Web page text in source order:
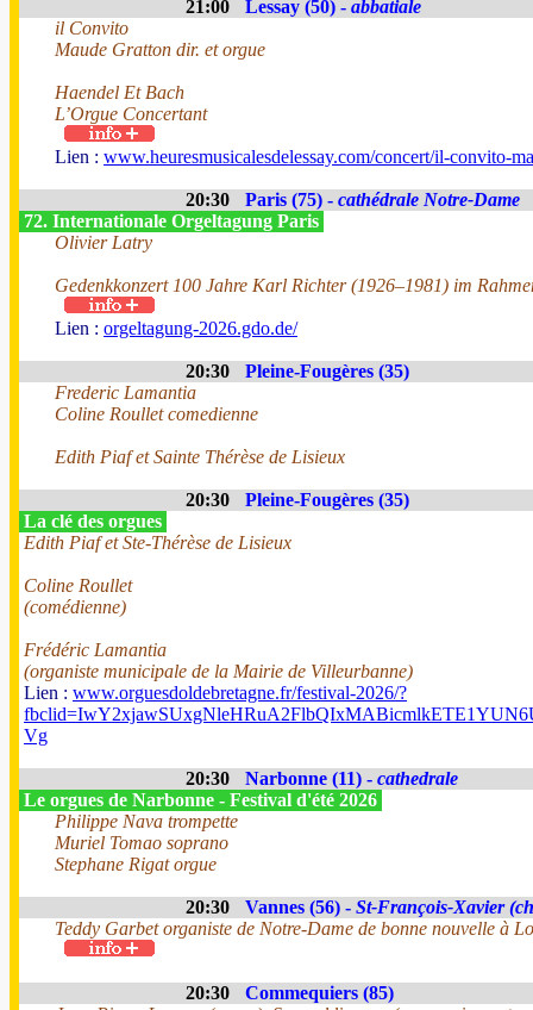
21:00 Lessay (50) - abbatiale
il Convito
Maude Gratton dir. et orgue
Haendel Et Bach
L’Orgue Concertant
Lien : www.heuresmusicalesdelessay.com/concert/il-convito-
20:30 Paris (75) - cathédrale Notre-Dame
72. Internationale Orgeltagung Paris
Olivier Latry
Gedenkkonzert 100 Jahre Karl Richter (1926–1981) im
Lien : orgeltagung-2026.gdo.de/
20:30
Pleine-Fougères (35)
Frederic Lamantia
Coline Roullet comedienne
Edith Piaf et Sainte Thérèse de Lisieux
20:30
Pleine-Fougères (35)
La clé des orgues
Edith Piaf et Ste-Thérèse de Lisieux
Coline Roullet
(comédienne)
Frédéric Lamantia
(organiste municipale de la Mairie de Villeurbanne)
Lien : www.orguesdoldebretagne.fr/festival-2026/?
Vg
20:30 Narbonne (11) - cathedrale
Le orgues de Narbonne - Festival d'été 2026
Philippe Nava trompette
Muriel Tomao soprano
Stephane Rigat orgue
20:30 Vannes (56) - St-François-Xavier
Teddy Garbet organiste de Notre-Dame de bonne nouvelle à
20:30
Commequiers (85)